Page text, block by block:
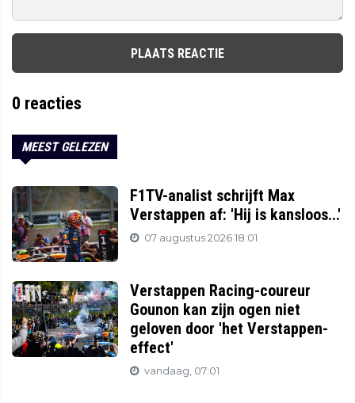
PLAATS REACTIE
0 reacties
MEEST GELEZEN
F1TV-analist schrijft Max
Verstappen af: 'Hij is kansloos...'
07 augustus 2026 18:01
Verstappen Racing-coureur
Gounon kan zijn ogen niet
geloven door 'het Verstappen-
effect'
vandaag, 07:01